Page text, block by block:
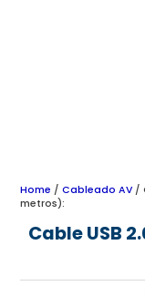
Home /Cableado AV /
metros):
Cable USB